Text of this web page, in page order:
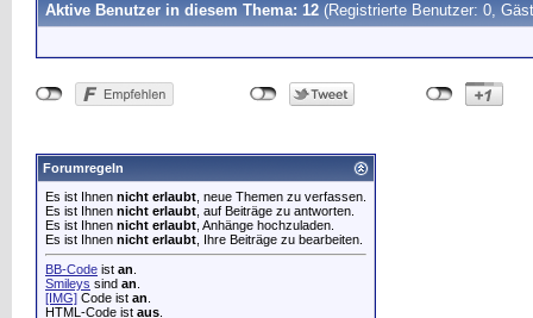
Aktive Benutzer in diesem Thema: 12 (Registrierte Benutzer: 0,
Forumregeln
Es ist Ihnen nicht erlaubt , neue Themen zu verfassen.
Es ist Ihnen nicht erlaubt , auf Beiträge zu antworten.
Es ist Ihnen nicht erlaubt , Anhänge hochzuladen.
Es ist Ihnen nicht erlaubt , Ihre Beiträge zu bearbeiten.
BB-Code ist an
Smileys sind an
[IMG] Code ist an
HTML-Code ist aus